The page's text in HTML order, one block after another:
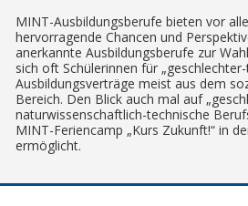
MINT-Ausbildungsberufe bieten vor
hervorragende Chancen und
anerkannte Ausbildungsberufe zur
sich oft Schülerinnen für
Ausbildungsverträge meist aus dem
Bereich. Den Blick auch mal auf
naturwissenschaftlich-technische
MINT-Feriencamp „Kurs Zukunft!“ in
ermöglicht.